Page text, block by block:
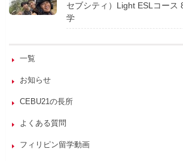
セブシティ）Light ESLコース
学
一覧
お知らせ
CEBU21の長所
よくある質問
フィリピン留学動画